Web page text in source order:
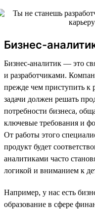
Бизнес-
Бизнес-аналитик — это
и разработчиками.
прежде чем приступить к
задачи должен решать
потребности бизнеса,
ключевые требования и
От работы этого
продукт будет
аналитиками часто
логикой и вниманием к
Например, у нас есть
образование в сфере